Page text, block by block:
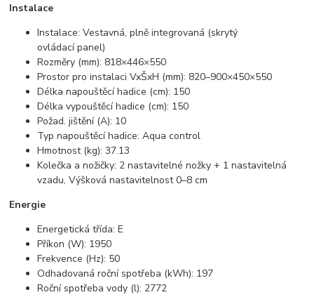
Instalace
Instalace: Vestavná, plně integrovaná (skrytý
ovládací panel)
Rozměry (mm): 818×446×550
Prostor pro instalaci VxŠxH (mm): 820–900×450×550
Délka napouštěcí hadice (cm): 150
Délka vypouštěcí hadice (cm): 150
Požad. jištění (A): 10
Typ napouštěcí hadice: Aqua control
Hmotnost (kg): 37.13
Kolečka a nožičky: 2 nastavitelné nožky + 1 nastavitelná
vzadu, Výšková nastavitelnost 0–8 cm
Energie
Energetická třída: E
Příkon (W): 1950
Frekvence (Hz): 50
Odhadovaná roční spotřeba (kWh): 197
Roční spotřeba vody (l): 2772